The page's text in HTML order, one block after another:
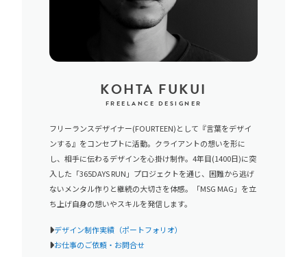
KOHTA FUKUI
FREELANCE DESIGNER
フリーランスデザイナー(FOURTEEN)として『言葉をデザイ
ンする』をコンセプトに活動。クライアントの想いを形に
し、相手に伝わるデザインを心掛け制作。4年目(1400日)に突
入した「365DAYS RUN」プロジェクトを通じ、困難から逃げ
ないメンタル作りと継続の大切さを体感。「MSG MAG」を立
ち上げ自身の想いやスキルを発信します。
デザイン制作実績（ポートフォリオ）
お仕事のご依頼・お問合せ